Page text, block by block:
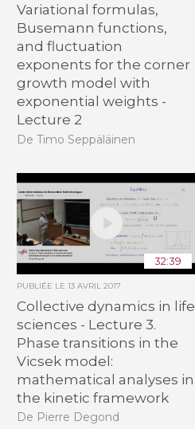
Variational formulas,
Busemann functions,
and fluctuation
exponents for the corner
growth model with
exponential weights -
Lecture 2
De Timo Seppäläinen
32:39
PUBLIÉE LE 13 AVRIL 2017
Collective dynamics in life
sciences - Lecture 3.
Phase transitions in the
Vicsek model:
mathematical analyses in
the kinetic framework
De Pierre Degond